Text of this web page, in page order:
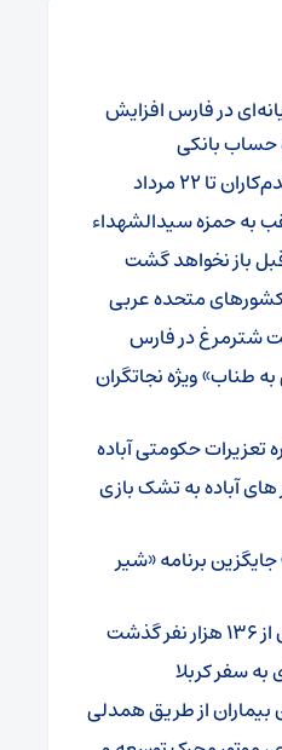
در فارس افزایش
حساب بانکی
به حمزه سیدالشهداء
باز نخواهد گشت
کشورهای متحده عربی
شترمرغ در فارس
طناب» ویژه نجاتگران
تعزیرات حکومتی آباده
آباده به تشک بازی
برنامه «شیر
به سفر کربلا
از طریق همدلی